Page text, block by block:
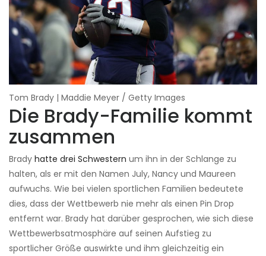
Tom Brady | Maddie Meyer / Getty Images
Die Brady-Familie kommt
zusammen
Brady hatte drei Schwestern um ihn in der Schlange zu
halten, als er mit den Namen July, Nancy und Maureen
aufwuchs. Wie bei vielen sportlichen Familien bedeutete
dies, dass der Wettbewerb nie mehr als einen Pin Drop
entfernt war. Brady hat darüber gesprochen, wie sich diese
Wettbewerbsatmosphäre auf seinen Aufstieg zu
sportlicher Größe auswirkte und ihm gleichzeitig ein